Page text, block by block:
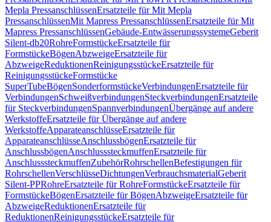
Mepla PressanschlüssenErsatzteile für Mit Mepla
PressanschlüssenMit Mapress PressanschlüssenErsatzteile für Mit
Mapress PressanschlüssenGebäude-EntwässerungssystemeGeberit
Silent-db20RohreFormstückeErsatzteile für
FormstückeBögenAbzweigeErsatzteile für
AbzweigeReduktionenReinigungsstückeErsatzteile für
ReinigungsstückeFormstücke
SuperTubeBögenSonderformstückeVerbindungenErsatzteile für
VerbindungenSchweißverbindungenSteckverbindungenErsatzteile
für SteckverbindungenSpannverbindungenÜbergänge auf andere
WerkstoffeErsatzteile für Übergänge auf andere
WerkstoffeApparateanschlüsseErsatzteile für
ApparateanschlüsseAnschlussbögenErsatzteile für
AnschlussbögenAnschlusssteckmuffenErsatzteile für
AnschlusssteckmuffenZubehörRohrschellenBefestigungen für
RohrschellenVerschlüsseDichtungenVerbrauchsmaterialGeberit
Silent-PPRohreErsatzteile für RohreFormstückeErsatzteile für
FormstückeBögenErsatzteile für BögenAbzweigeErsatzteile für
AbzweigeReduktionenErsatzteile für
ReduktionenReinigungsstückeErsatzteile für